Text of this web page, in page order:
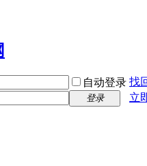
自动登录 找
登录
立